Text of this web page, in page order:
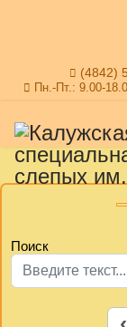
(4842)
Пн.-Пт.: 9.00-
Поиск